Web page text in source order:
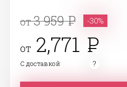
от3 959 -30%
от 2,771
С доставкой